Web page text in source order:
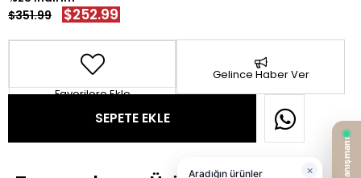
$351.99 $252.99
Favorilere Ekle
Gelince Haber Ver